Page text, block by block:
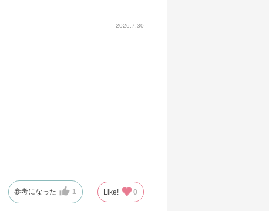
2026.7.30
参考になった 1 Like! 0